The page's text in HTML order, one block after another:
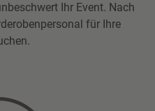
Ihr Event. Nach
für Ihre